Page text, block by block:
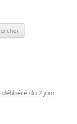
délibéré du 2 juin